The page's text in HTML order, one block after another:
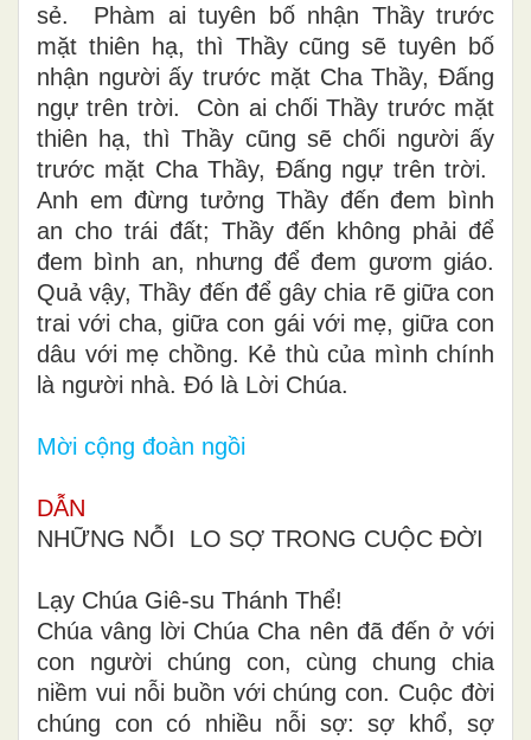
sẻ. Phàm ai tuyên bố nhận Thầy trước
mặt thiên hạ, thì Thầy cũng sẽ tuyên bố
nhận người ấy trước mặt Cha Thầy, Ðấng
ngự trên trời. Còn ai chối Thầy trước mặt
thiên hạ, thì Thầy cũng sẽ chối người ấy
trước mặt Cha Thầy, Ðấng ngự trên trời.
Anh em đừng tưởng Thầy đến đem bình
an cho trái đất; Thầy đến không phải để
đem bình an, nhưng để đem gươm giáo.
Quả vậy, Thầy đến để gây chia rẽ giữa con
trai với cha, giữa con gái với mẹ, giữa con
dâu với mẹ chồng. Kẻ thù của mình chính
là người nhà. Đó là Lời Chúa.
Mời cộng đoàn ngồi
DẪN
NHỮNG NỖI LO SỢ TRONG CUỘC ĐỜI
Lạy Chúa Giê-su Thánh Thể!
Chúa vâng lời Chúa Cha nên đã đến ở với
con người chúng con, cùng chung chia
niềm vui nỗi buồn với chúng con. Cuộc đời
chúng con có nhiều nỗi sợ: sợ khổ, sợ